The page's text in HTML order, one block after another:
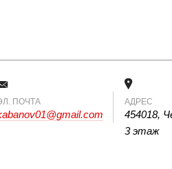
ПОЧТА АДРЕС
454018,
3 этаж